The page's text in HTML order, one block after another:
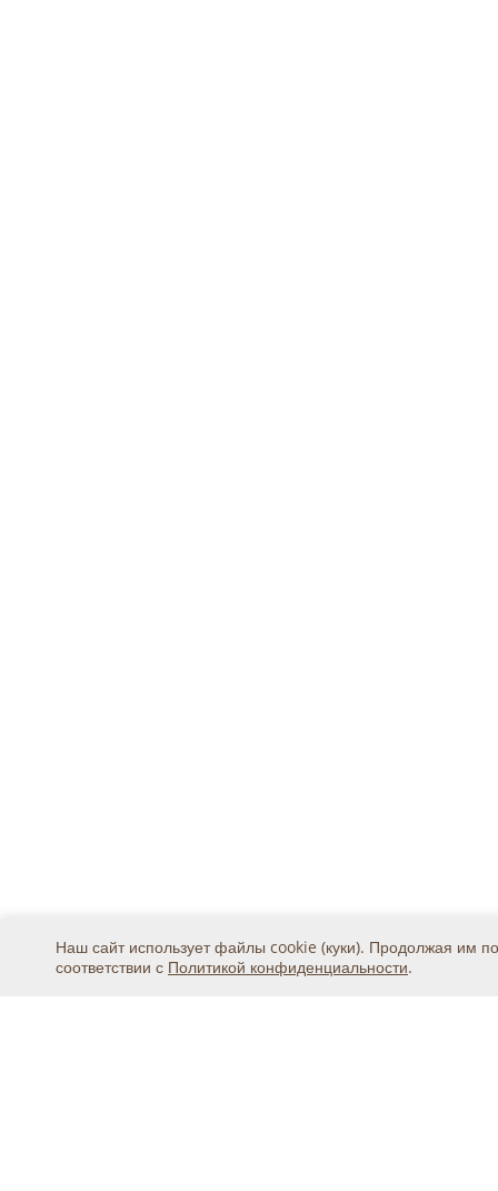
Наш сайт использует файлы cookie (куки). Продолжая им
соответствии с Политикой конфиденциальности.